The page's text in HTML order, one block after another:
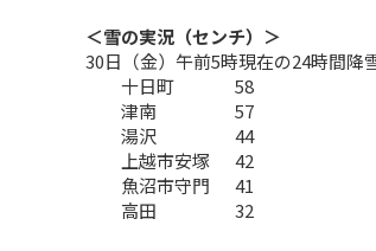
＜雪の実況（センチ）＞
30日（金）午前5時現在の24時間降
十日町 58
津南 57
湯沢 44
上越市安塚 42
魚沼市守門 41
高田 32